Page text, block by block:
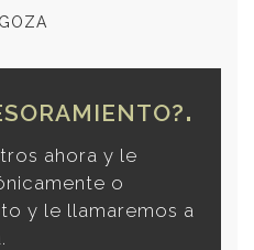
ahora y le
o
y le llamaremos a